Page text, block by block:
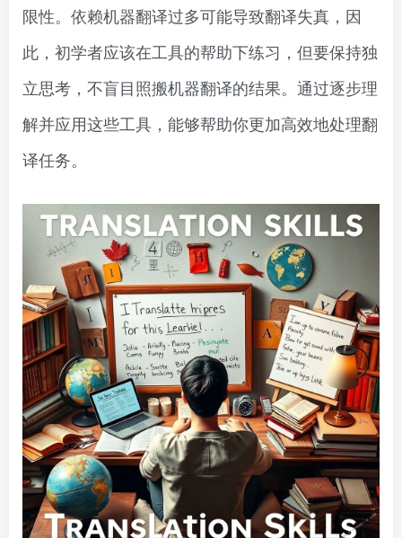
限性。依赖机器翻译过多可能导致翻译失真，因
此，初学者应该在工具的帮助下练习，但要保持独
立思考，不盲目照搬机器翻译的结果。通过逐步理
解并应用这些工具，能够帮助你更加高效地处理翻
译任务。